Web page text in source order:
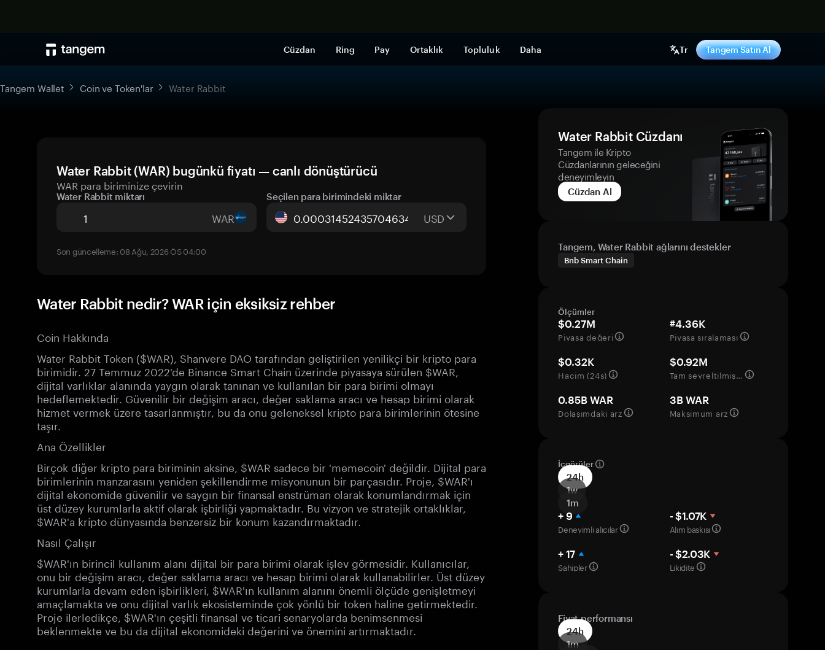
Cüzdan Ring Pay Ortaklık Topluluk Daha Tr Tangem Satın Al
Tangem Wallet Coin ve Token'lar Water Rabbit
Water Rabbit (WAR) bugünkü fiyatı — canlı dönüştürücü
WAR para biriminize çevirin
Water Rabbit miktarı
WAR
Seçilen para birimindeki miktar
USD
Son güncelleme: 08 Ağu, 2026 ÖS 04:00
Water Rabbit nedir? WAR için eksiksiz rehber
Coin Hakkında
Water Rabbit Token ($WAR), Shanvere DAO tarafından geliştirilen yenilikçi bir kripto para
birimidir. 27 Temmuz 2022'de Binance Smart Chain üzerinde piyasaya sürülen $WAR,
dijital varlıklar alanında yaygın olarak tanınan ve kullanılan bir para birimi olmayı
hedeflemektedir. Güvenilir bir değişim aracı, değer saklama aracı ve hesap birimi olarak
hizmet vermek üzere tasarlanmıştır, bu da onu geleneksel kripto para birimlerinin ötesine
taşır.
Ana Özellikler
Birçok diğer kripto para biriminin aksine, $WAR sadece bir 'memecoin' değildir. Dijital para
birimlerinin manzarasını yeniden şekillendirme misyonunun bir parçasıdır. Proje, $WAR'ı
dijital ekonomide güvenilir ve saygın bir finansal enstrüman olarak konumlandırmak için
üst düzey kurumlarla aktif olarak işbirliği yapmaktadır. Bu vizyon ve stratejik ortaklıklar,
$WAR'a kripto dünyasında benzersiz bir konum kazandırmaktadır.
Nasıl Çalışır
$WAR'ın birincil kullanım alanı dijital bir para birimi olarak işlev görmesidir. Kullanıcılar,
onu bir değişim aracı, değer saklama aracı ve hesap birimi olarak kullanabilirler. Üst düzey
kurumlarla devam eden işbirlikleri, $WAR'ın kullanım alanını önemli ölçüde genişletmeyi
amaçlamakta ve onu dijital varlık ekosisteminde çok yönlü bir token haline getirmektedir.
Proje ilerledikçe, $WAR'ın çeşitli finansal ve ticari senaryolarda benimsenmesi
beklenmekte ve bu da dijital ekonomideki değerini ve önemini artırmaktadır.
Water Rabbit Cüzdanı
Tangem ile Kripto
Cüzdanlarının geleceğini
deneyimleyin
Cüzdan Al
Tangem, Water Rabbit ağlarını destekler
Bnb Smart Chain
Ölçümler
$0.27M
Piyasa değeri
#4.36K
Piyasa sıralaması
$0.32K
Hacim (24s)
$0.92M
Tam seyreltilmiş değerleme
0.85B WAR
Dolaşımdaki arz
3B WAR
Maksimum arz
İçgörüler
24h
1w
1m
+ 9
Deneyimli alıcılar
- $1.07K
Alım baskısı
+ 17
Sahipler
- $2.03K
Likidite
Fiyat performansı
24h
1m